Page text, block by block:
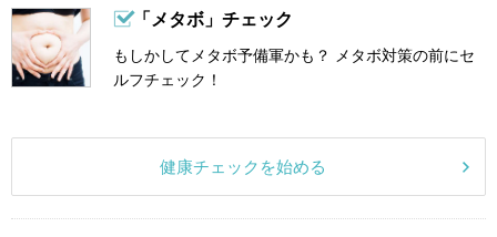
「メタボ」チェック
もしかしてメタボ予備軍かも？ メタボ対策の前にセ
ルフチェック！
健康チェックを始める